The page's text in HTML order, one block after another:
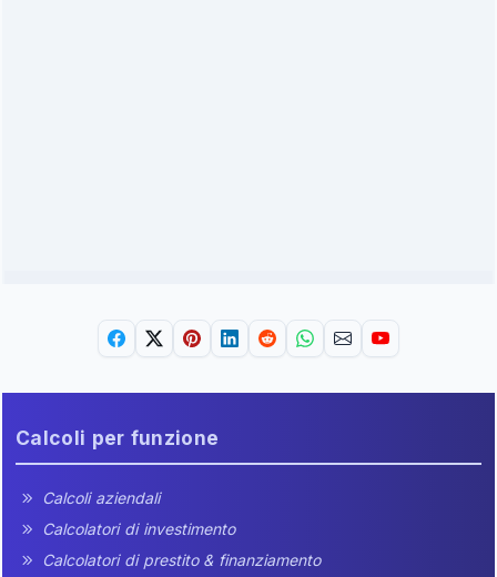
Calcoli per funzione
Calcoli aziendali
Calcolatori di investimento
Calcolatori di prestito & finanziamento